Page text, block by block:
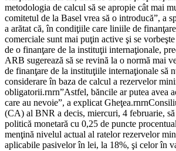
metodologia de calcul să se apropie cât mai
comitetul de la Basel vrea să o introducă”, a
a arătat că, în condiţiile care liniile de
comerciale sunt mai puţin active şi se
de o finanţare de la instituţii internaţionale,
ARB sugerează să se revină la o normă mai
de finanţare de la instituţiile internaţionale să
considerare în baza de calcul a rezervelor
obligatorii.rnrn”Astfel, băncile ar putea avea
care au nevoie”, a explicat
(CA) al BNR a decis, miercuri, 4 februarie, să
politică monetară cu 0,25 de puncte
menţină nivelul actual al ratelor rezervelor
aplicabile pasivelor în lei, la 18%, şi celor în